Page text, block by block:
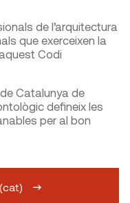
de l’arquitectura
que exerceixen la
Codi
Catalunya de
defineix les
per al bon